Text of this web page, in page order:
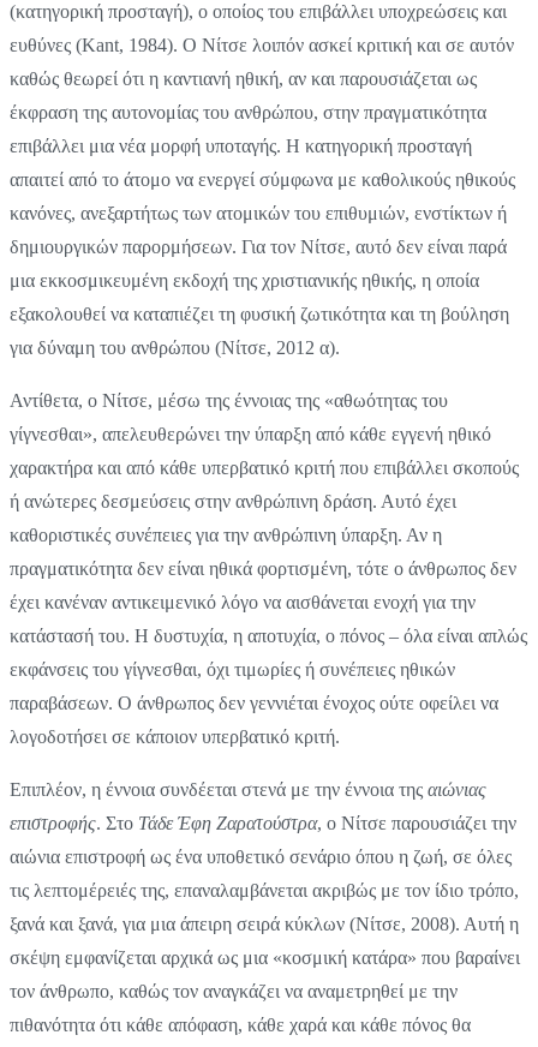
(κατηγορική προσταγή), ο οποίος του επιβάλλει υποχρεώσεις και
ευθύνες (Kant, 1984). Ο Νίτσε λοιπόν ασκεί κριτική και σε αυτόν
καθώς θεωρεί ότι η καντιανή ηθική, αν και παρουσιάζεται ως
έκφραση της αυτονομίας του ανθρώπου, στην πραγματικότητα
επιβάλλει μια νέα μορφή υποταγής. Η κατηγορική προσταγή
απαιτεί από το άτομο να ενεργεί σύμφωνα με καθολικούς ηθικούς
κανόνες, ανεξαρτήτως των ατομικών του επιθυμιών, ενστίκτων ή
δημιουργικών παρορμήσεων. Για τον Νίτσε, αυτό δεν είναι παρά
μια εκκοσμικευμένη εκδοχή της χριστιανικής ηθικής, η οποία
εξακολουθεί να καταπιέζει τη φυσική ζωτικότητα και τη βούληση
για δύναμη του ανθρώπου (Νίτσε, 2012 α).
Αντίθετα, ο Νίτσε, μέσω της έννοιας της «αθωότητας του
γίγνεσθαι», απελευθερώνει την ύπαρξη από κάθε εγγενή ηθικό
χαρακτήρα και από κάθε υπερβατικό κριτή που επιβάλλει σκοπούς
ή ανώτερες δεσμεύσεις στην ανθρώπινη δράση. Αυτό έχει
καθοριστικές συνέπειες για την ανθρώπινη ύπαρξη. Αν η
πραγματικότητα δεν είναι ηθικά φορτισμένη, τότε ο άνθρωπος δεν
έχει κανέναν αντικειμενικό λόγο να αισθάνεται ενοχή για την
κατάστασή του. Η δυστυχία, η αποτυχία, ο πόνος – όλα είναι απλώς
εκφάνσεις του γίγνεσθαι, όχι τιμωρίες ή συνέπειες ηθικών
παραβάσεων. Ο άνθρωπος δεν γεννιέται ένοχος ούτε οφείλει να
λογοδοτήσει σε κάποιον υπερβατικό κριτή.
Επιπλέον, η έννοια συνδέεται στενά με την έννοια της αιώνιας
επιστροφής. Στο Τάδε Έφη Ζαρατούστρα, ο Νίτσε παρουσιάζει την
αιώνια επιστροφή ως ένα υποθετικό σενάριο όπου η ζωή, σε όλες
τις λεπτομέρειές της, επαναλαμβάνεται ακριβώς με τον ίδιο τρόπο,
ξανά και ξανά, για μια άπειρη σειρά κύκλων (Νίτσε, 2008). Αυτή η
σκέψη εμφανίζεται αρχικά ως μια «κοσμική κατάρα» που βαραίνει
τον άνθρωπο, καθώς τον αναγκάζει να αναμετρηθεί με την
πιθανότητα ότι κάθε απόφαση, κάθε χαρά και κάθε πόνος θα